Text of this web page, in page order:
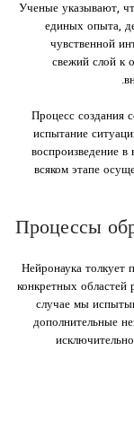
Ученые указывают,
единых опыта,
чувственной
свежий слой к
Процесс создания
испытание
воспроизведение
всяком этапе
Процессы
Нейронаука толкует
конкретных областей
случае мы
дополнительные